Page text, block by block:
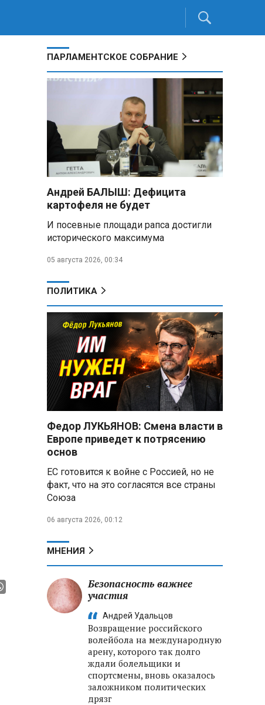
ПАРЛАМЕНТСКОЕ СОБРАНИЕ
Андрей БАЛЫШ: Дефицита
картофеля не будет
И посевные площади рапса достигли
исторического максимума
05 августа 2026, 00:34
ПОЛИТИКА
Федор ЛУКЬЯНОВ: Смена власти в
Европе приведет к потрясению
основ
ЕС готовится к войне с Россией, но не
факт, что на это согласятся все страны
Союза
06 августа 2026, 00:12
МНЕНИЯ
Безопасность важнее
участия
Андрей Удальцов
Возвращение российского
волейбола на международную
арену, которого так долго
ждали болельщики и
спортсмены, вновь оказалось
заложником политических
дрязг